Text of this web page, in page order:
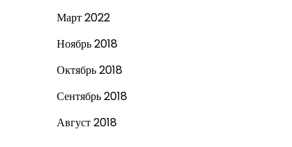
Март 2022
Ноябрь 2018
Октябрь 2018
Сентябрь 2018
Август 2018